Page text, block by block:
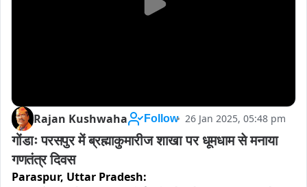
Rajan Kushwaha Follow 26 Jan 2025, 05:48 pm
गोंडाः परसपुर में ब्रह्माकुमारीज शाखा पर धूमधाम से मनाया
गणतंत्र दिवस
Paraspur, Uttar Pradesh: